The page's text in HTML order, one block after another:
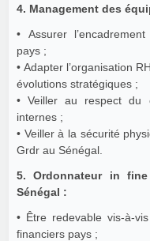
4. Management des
• Assurer
pays ;
• Adapter l’organisation
évolutions stratégiques ;
• Veiller au respect du
internes ;
• Veiller à la sécurité
Grdr au Sénégal.
5. Ordonnateur in
Sénégal :
• Être redevable vis-à-
financiers pays ;